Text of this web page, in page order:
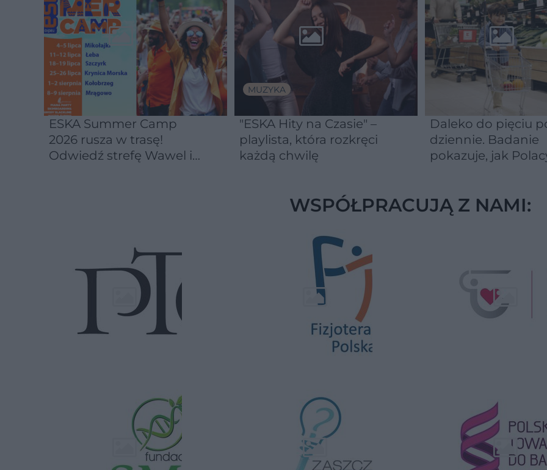
ESKA Summer Camp
2026 rusza w trasę!
Odwiedź strefę Wawel i
MUZYKA
"ESKA Hity na Czasie" –
playlista, która rozkręci
każdą chwilę
Daleko do pięciu
dziennie. Badanie
pokazuje, jak
WSPÓŁPRACUJĄ Z NAMI: